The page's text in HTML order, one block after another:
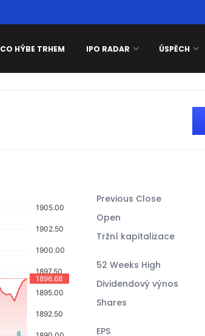
CO HÝBE TRHEM IPO RADAR ÚSPĚCH
Previous Close
Open
Tržní kapitalizace
52 Weeks High
Dividendový výnos
Shares
EPS